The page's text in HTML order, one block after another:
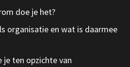
doe je het?
organisatie en wat is daarmee
je ten opzichte van